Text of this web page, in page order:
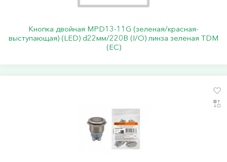
Кнопка двойная MPD13-11G (зеленая/красная-
выступающая) (LED) d22мм/220В (I/O) линза зеленая TDM
(ЕС)